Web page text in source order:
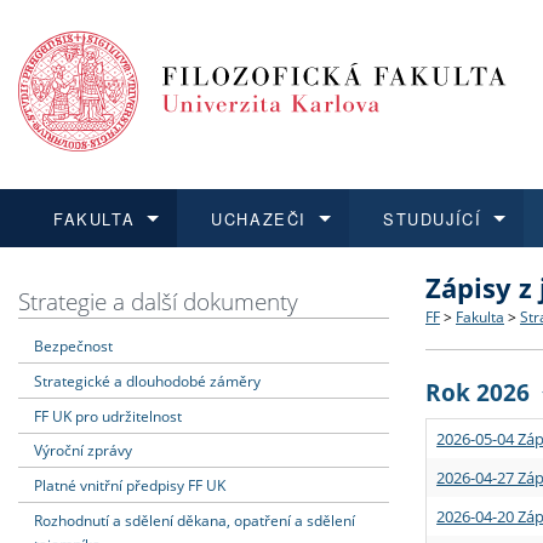
FAKULTA
Dozvědět se více
Struktura
Strategie
Podpora
UCHAZEČI
Podat přihlášku
Co
Učitelské
STUDUJÍCÍ
Dozvědět se více
Rigorózní
Dozvědět se více
O vědě a
Granty a
Dozvědět se více
Aktuální
Strategie a další dokumenty
Bezpečnost
Strategické a dlouhodobé záměry
FF UK pro udržitelnost
Výroční zprávy
Platné vnitřní předpisy FF UK
Rozhodnutí a sdělení děkana, opatření a sdělení
Zápisy
FF > Fakulta >
Rok 2026
2026-05-04
2026-04-27
2026-04-20